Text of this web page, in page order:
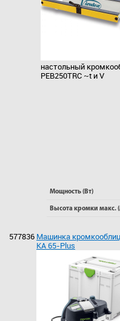
настольный
PEB250TRC ~t и V
Мощность (Вт)
Высота кромки макс.
577836 Машинка
KA 65-Plus